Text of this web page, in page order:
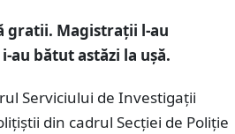
gratii. Magistrații l-au
bătut astăzi la ușă.
Serviciului de Investigații
din cadrul Secției de Poliție